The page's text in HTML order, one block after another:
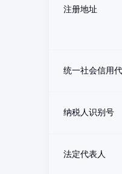
注册地址
统一社会信用
纳税人识别号
法定代表人